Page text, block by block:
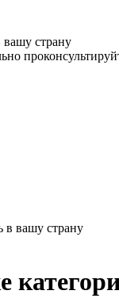
вашу страну
в вашу страну